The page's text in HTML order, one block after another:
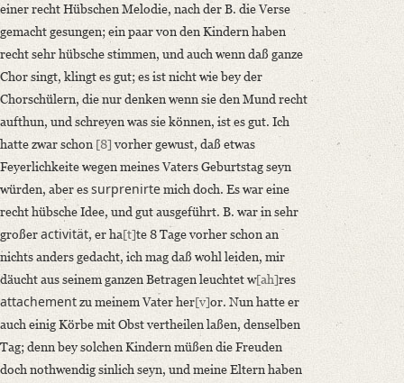
einer recht Hübschen Melodie, nach der B. die Verse
gemacht gesungen; ein paar von den Kindern haben
recht sehr hübsche stimmen, und auch wenn daß ganze
Chor singt, klingt es gut; es ist nicht wie bey der
Chorschülern, die nur denken wenn sie den Mund recht
aufthun, und schreyen was sie können, ist es gut. Ich
hatte zwar schon [8]vorher gewust, daß etwas
Feyerlichkeite wegen meines Vaters Geburtstag seyn
würden, aber essurprenirtemich doch. Es war eine
recht hübsche Idee, und gut ausgeführt. B. war in sehr
großeractivität, er ha[t]te 8 Tage vorher schon an
nichts anders gedacht, ich mag daß wohl leiden, mir
däucht aus seinem ganzen Betragen leuchtet w[ah]res
attachementzu meinem Vater her[v]or. Nun hatte er
auch einig Körbe mit Obst vertheilen laßen, denselben
Tag; denn bey solchen Kindern müßen die Freuden
doch nothwendig sinlich seyn, und meine Eltern haben